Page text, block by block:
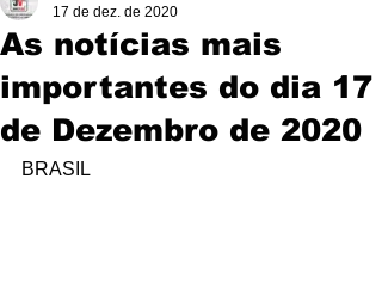
As notícias mais
importantes do dia 17
de Dezembro de 2020
17 de dez. de 2020
BRASIL